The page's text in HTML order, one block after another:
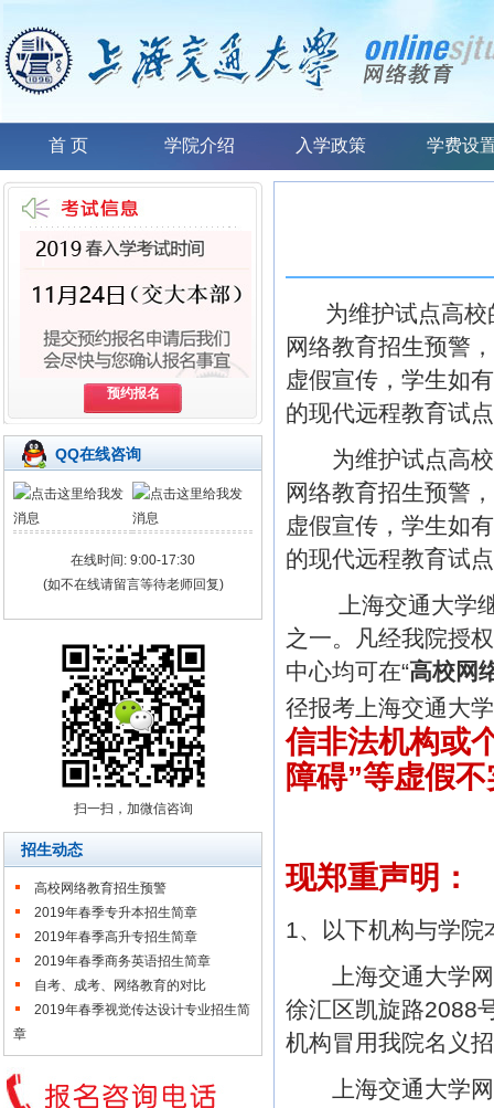
首 页 学院介绍 入学政策 学费设
预约报名
QQ在线咨询
在线时间: 9:00-17:30
(如不在线请留言等待老师回复)
扫一扫，加微信咨询
招生动态
高校网络教育招生预警
2019年春季专升本招生简章
2019年春季高升专招生简章
2019年春季商务英语招生简章
自考、成考、网络教育的对比
2019年春季视觉传达设计专业招生简
章
为维护试点高校
网络教育招生预警
虚假宣传，学生如
的现代远程教育试
为维护试点高校
网络教育招生预警
虚假宣传，学生如
的现代远程教育
上海交通大学继
之一。凡经我院授
中心均可在“高校网
径报考上海交通大
信非法机构或
障碍”等虚假
现郑重声明：
1、以下机构与学院
上海交通大学网
徐汇区凯旋路2088
机构冒用我院名义
上海交通大学网